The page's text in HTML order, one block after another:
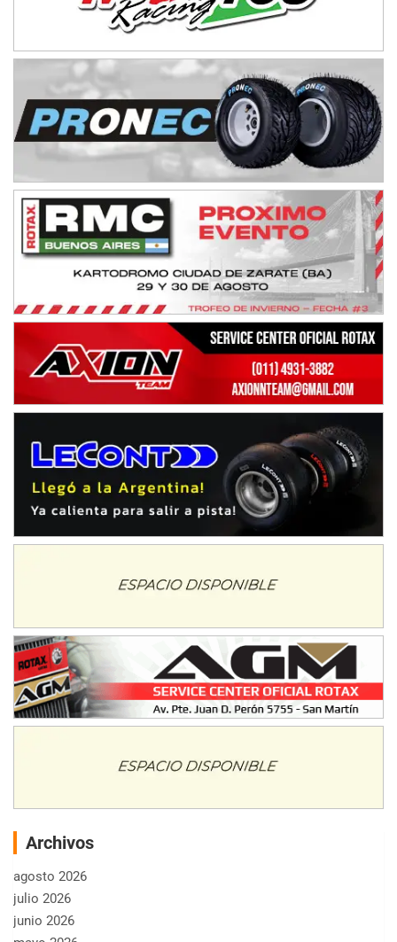
Archivos
agosto 2026
julio 2026
junio 2026